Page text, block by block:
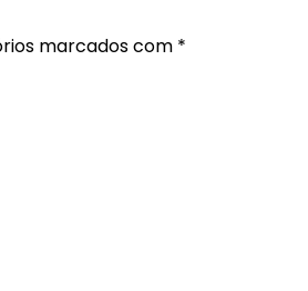
marcados com *